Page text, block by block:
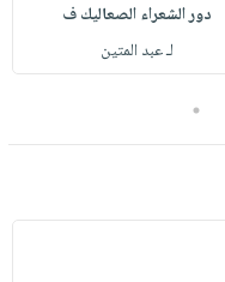
دور الشعراء الصعاليك ف
لـ عبد المتين
5